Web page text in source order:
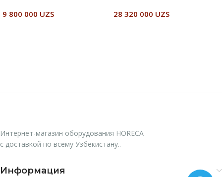
9 800 000 UZS
28 320 000 UZS
Интернет-магазин оборудования HORECA
с доставкой по всему Узбекистану..
Информация